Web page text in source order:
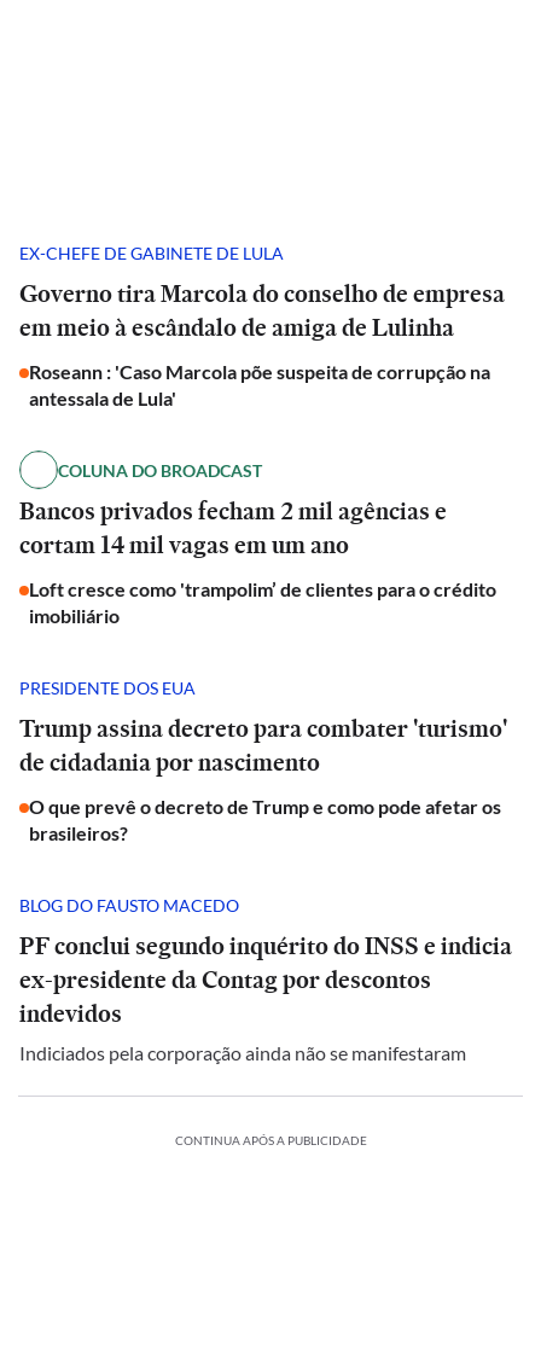
EX-CHEFE DE GABINETE DE LULA
Governo tira Marcola do conselho de empresa
em meio à escândalo de amiga de Lulinha
Roseann : 'Caso Marcola põe suspeita de corrupção na
antessala de Lula'
COLUNA DO BROADCAST
Bancos privados fecham 2 mil agências e
cortam 14 mil vagas em um ano
Loft cresce como 'trampolim’ de clientes para o crédito
imobiliário
PRESIDENTE DOS EUA
Trump assina decreto para combater 'turismo'
de cidadania por nascimento
O que prevê o decreto de Trump e como pode afetar os
brasileiros?
BLOG DO FAUSTO MACEDO
PF conclui segundo inquérito do INSS e indicia
ex-presidente da Contag por descontos
indevidos
Indiciados pela corporação ainda não se manifestaram
CONTINUA APÓS A PUBLICIDADE